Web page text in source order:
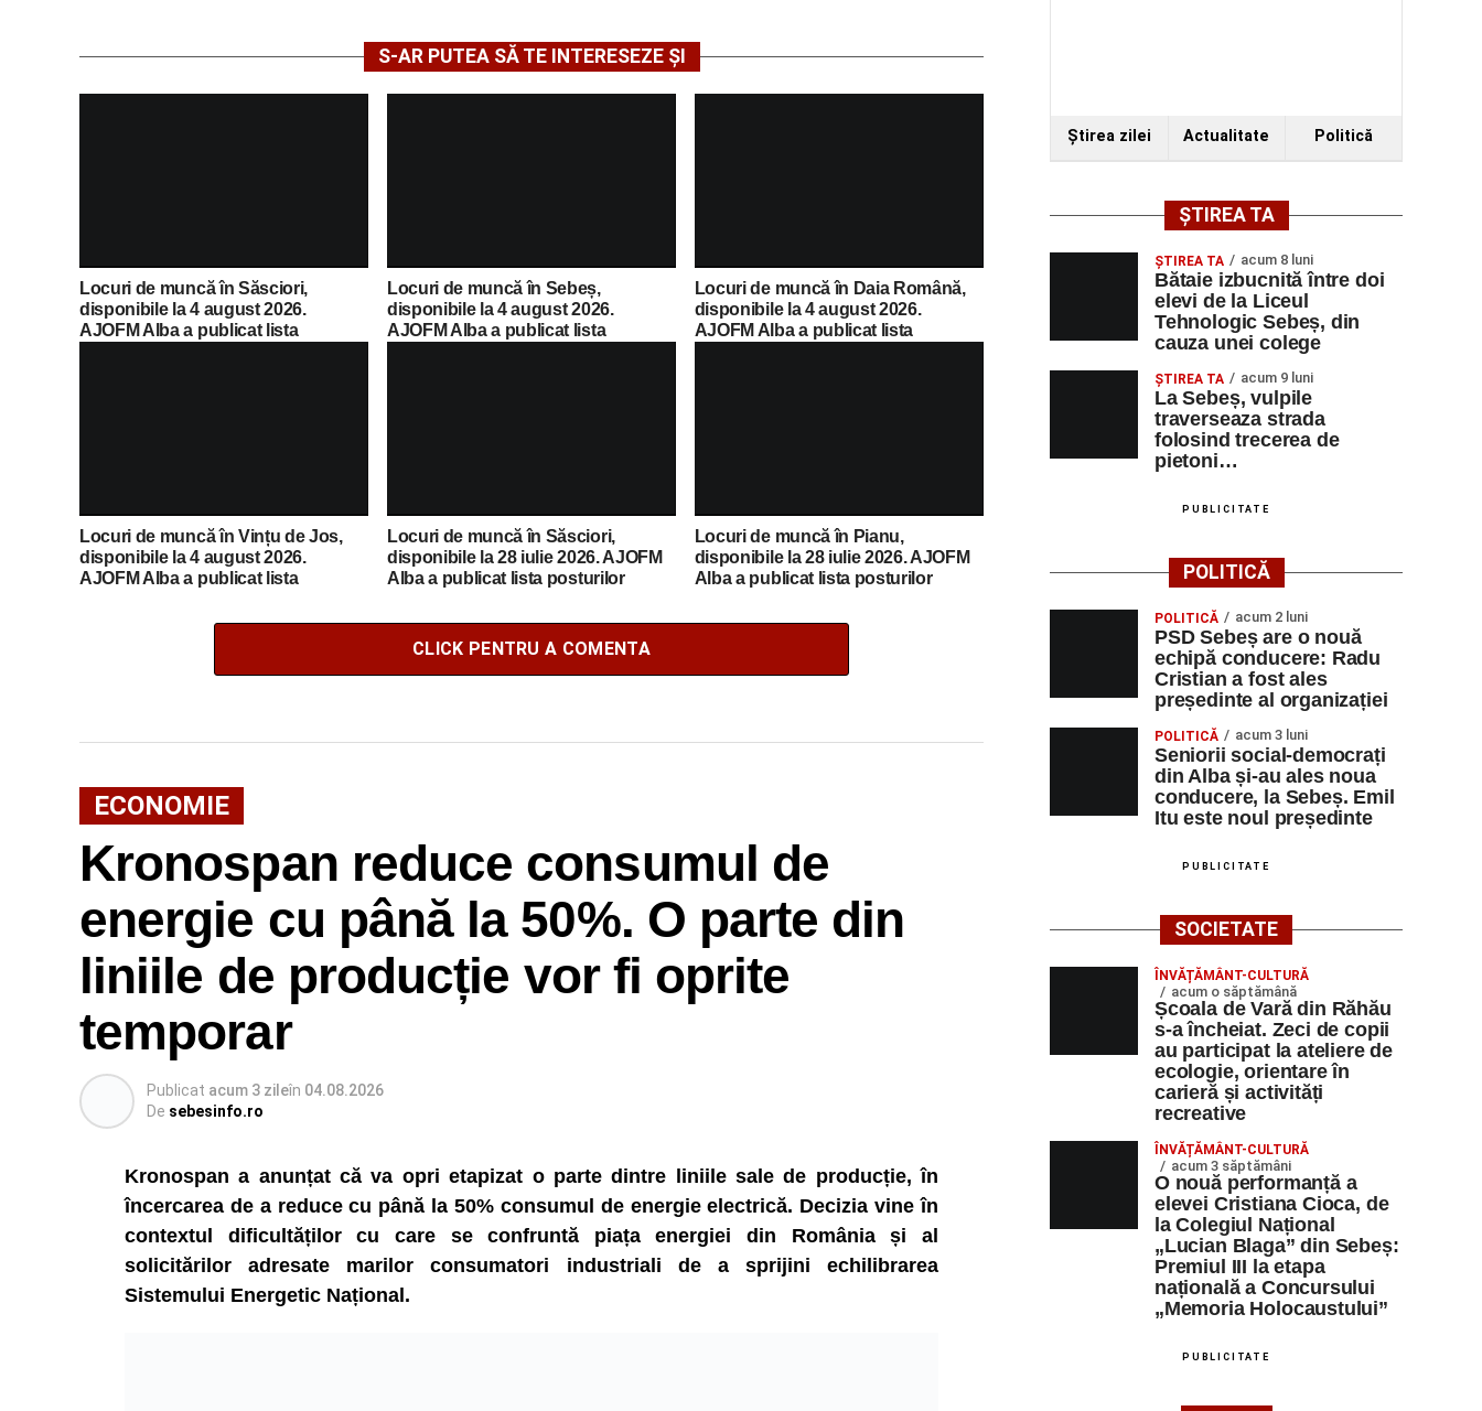
S-AR PUTEA SĂ TE INTERESEZE ȘI
Locuri de muncă în Săsciori,
disponibile la 4 august 2026.
AJOFM Alba a publicat lista
Locuri de muncă în Sebeș,
disponibile la 4 august 2026.
AJOFM Alba a publicat lista
Locuri de muncă în Daia Română,
disponibile la 4 august 2026.
AJOFM Alba a publicat lista
Locuri de muncă în Vințu de Jos,
disponibile la 4 august 2026.
AJOFM Alba a publicat lista
Locuri de muncă în Săsciori,
disponibile la 28 iulie 2026. AJOFM
Alba a publicat lista posturilor
Locuri de muncă în Pianu,
disponibile la 28 iulie 2026. AJOFM
Alba a publicat lista posturilor
CLICK PENTRU A COMENTA
ECONOMIE
Kronospan reduce consumul de
energie cu până la 50%. O parte din
liniile de producție vor fi oprite
temporar
Publicat acum 3 zileîn 04.08.2026
De sebesinfo.ro
Kronospan a anunțat că va opri etapizat o parte dintre liniile sale de producție, în
încercarea de a reduce cu până la 50% consumul de energie electrică. Decizia vine în
contextul dificultăților cu care se confruntă piața energiei din România și al
solicitărilor adresate marilor consumatori industriali de a sprijini echilibrarea
Sistemului Energetic Național.
Ştirea zilei Actualitate Politică
ȘTIREA TA
ŞTIREA TA acum 8 luni
Bătaie izbucnită între doi
elevi de la Liceul
Tehnologic Sebeș, din
cauza unei colege
ŞTIREA TA acum 9 luni
La Sebeș, vulpile
traverseaza strada
folosind trecerea de
pietoni…
PUBLICITATE
POLITICĂ
POLITICĂ acum 2 luni
PSD Sebeș are o nouă
echipă conducere: Radu
Cristian a fost ales
președinte al organizației
POLITICĂ acum 3 luni
Seniorii social-democrați
din Alba și-au ales noua
conducere, la Sebeș. Emil
Itu este noul președinte
PUBLICITATE
SOCIETATE
ÎNVĂȚĂMÂNT-CULTURĂ
acum o săptămână
Școala de Vară din Răhău
s-a încheiat. Zeci de copii
au participat la ateliere de
ecologie, orientare în
carieră și activități
recreative
ÎNVĂȚĂMÂNT-CULTURĂ
acum 3 săptămâni
O nouă performanță a
elevei Cristiana Cioca, de
la Colegiul Național
„Lucian Blaga” din Sebeș:
Premiul III la etapa
națională a Concursului
„Memoria Holocaustului”
PUBLICITATE